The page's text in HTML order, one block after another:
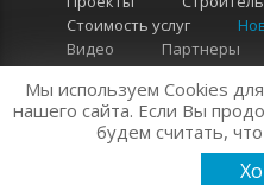
Стоимость услуг
Видео
Партнеры
"Компания Леон" 2026 г.
конфиденциальности
Мы используем Cookies
нашего сайта. Если Вы
будем считать,